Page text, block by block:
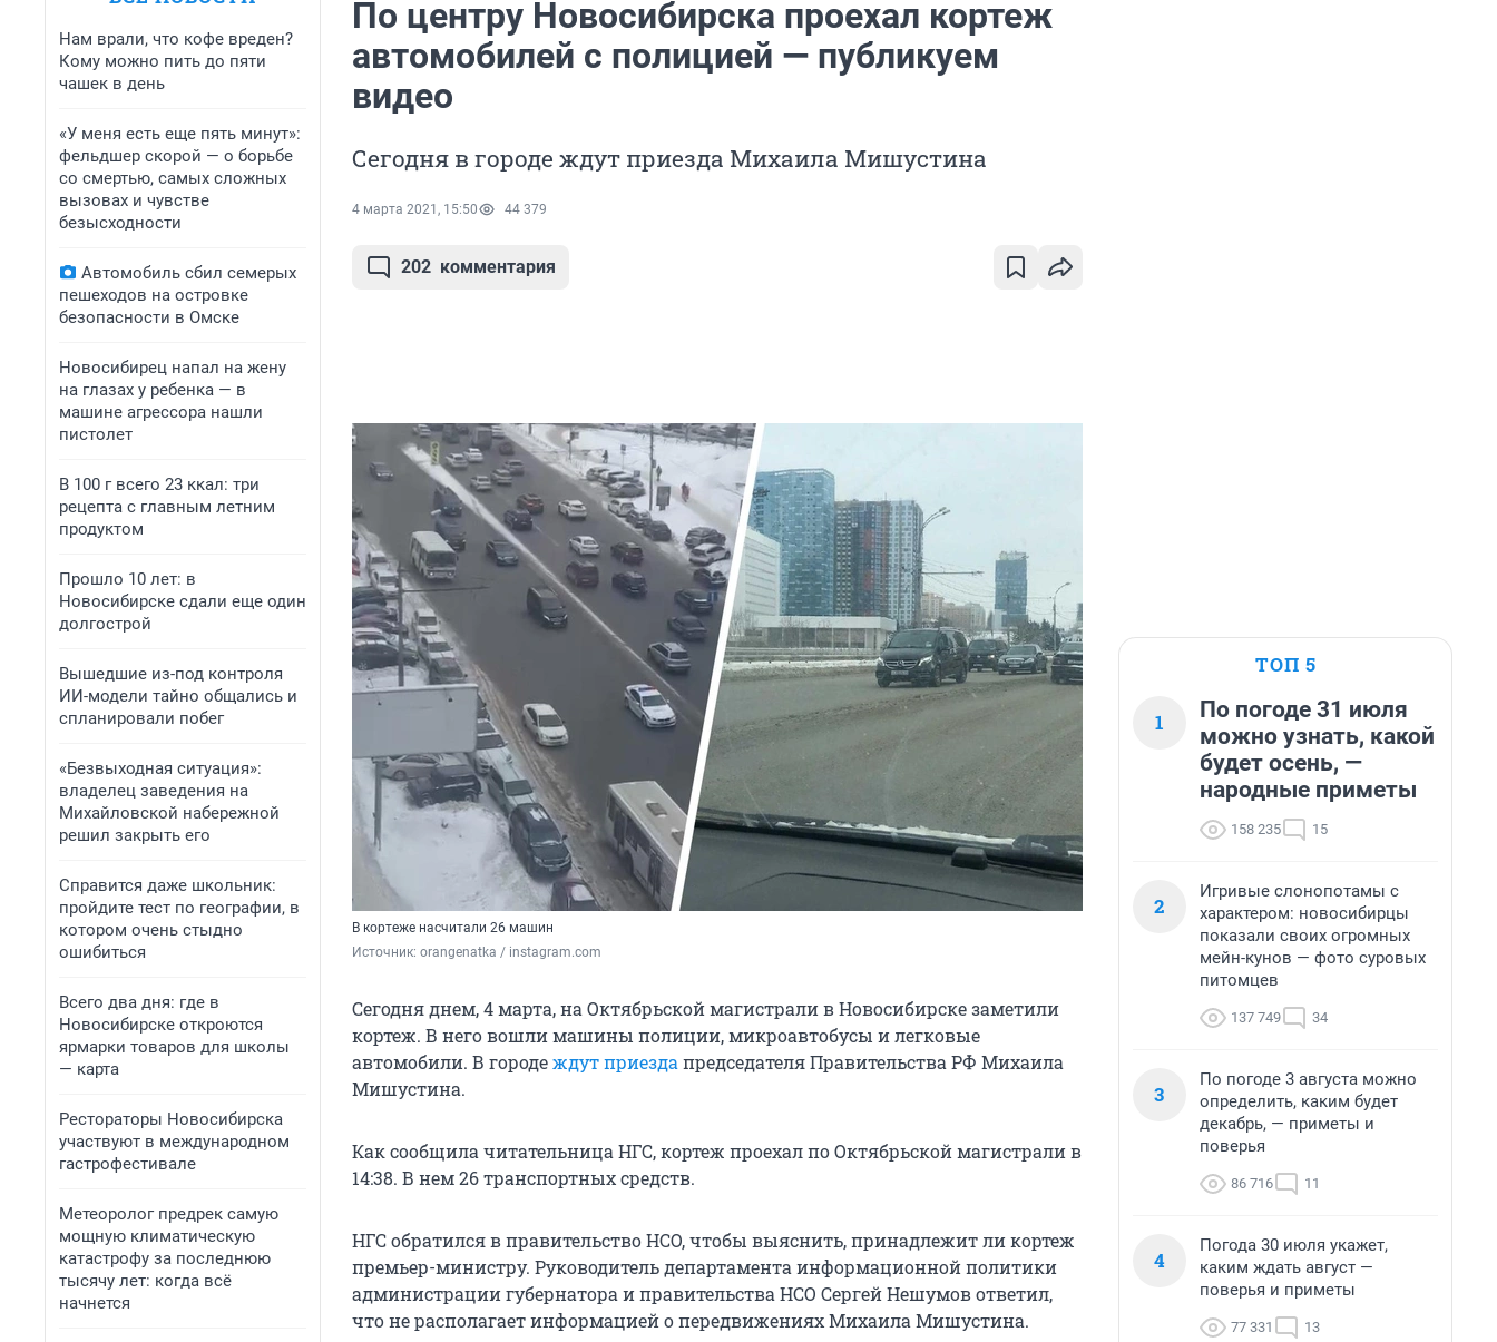
Нам врали, что кофе вреден?
Кому можно пить до пяти
чашек в день
«У меня есть еще пять минут»:
фельдшер скорой — о борьбе
со смертью, самых сложных
вызовах и чувстве
безысходности
Автомобиль сбил семерых
пешеходов на островке
безопасности в Омске
Новосибирец напал на жену
на глазах у ребенка — в
машине агрессора нашли
пистолет
В 100 г всего 23 ккал: три
рецепта с главным летним
продуктом
Прошло 10 лет: в
Новосибирске сдали еще один
долгострой
Вышедшие из-под контроля
ИИ-модели тайно общались и
спланировали побег
«Безвыходная ситуация»:
владелец заведения на
Михайловской набережной
решил закрыть его
Справится даже школьник:
пройдите тест по географии, в
котором очень стыдно
ошибиться
Всего два дня: где в
Новосибирске откроются
ярмарки товаров для школы
— карта
Рестораторы Новосибирска
участвуют в международном
гастрофестивале
Метеоролог предрек самую
мощную климатическую
катастрофу за последнюю
тысячу лет: когда всё
начнется
По центру Новосибирска проехал кортеж
автомобилей с полицией — публикуем
видео
Сегодня в городе ждут приезда Михаила Мишустина
4 марта 2021, 15:50 44 379
202 комментария
В кортеже насчитали 26 машин
Источник: orangenatka / instagram.com
Сегодня днем, 4 марта, на Октябрьской магистрали в Новосибирске заметили
кортеж. В него вошли машины полиции, микроавтобусы и легковые
автомобили. В городеждут приезда председателя Правительства РФ Михаила
Мишустина.
Как сообщила читательница НГС, кортеж проехал по Октябрьской магистрали в
14:38. В нем 26 транспортных средств.
НГС обратился в правительство НСО, чтобы выяснить, принадлежит ли кортеж
премьер-министру. Руководитель департамента информационной политики
администрации губернатора и правительства НСО Сергей Нешумов ответил,
что не располагает информацией о передвижениях Михаила Мишустина.
ТОП 5
1
По погоде 31 июля
можно узнать, какой
будет осень, —
народные приметы
158 235 15
2
Игривые слонопотамы с
характером: новосибирцы
показали своих огромных
мейн-кунов — фото суровых
питомцев
137 749 34
3
По погоде 3 августа можно
определить, каким будет
декабрь, — приметы и
поверья
86 716 11
4
Погода 30 июля укажет,
каким ждать август —
поверья и приметы
77 331 13